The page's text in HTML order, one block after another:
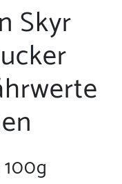
Skyr